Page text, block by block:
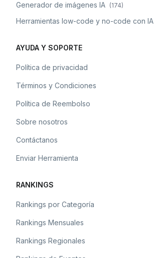
Generador de imágenes IA (174)
Herramientas low-code y no-code con IA
AYUDA Y SOPORTE
Política de privacidad
Términos y Condiciones
Política de Reembolso
Sobre nosotros
Contáctanos
Enviar Herramienta
RANKINGS
Rankings por Categoría
Rankings Mensuales
Rankings Regionales